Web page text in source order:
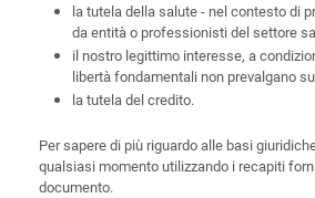
la tutela della salute - nel contesto di
da entità o professionisti del settore
il nostro legittimo interesse, a
libertà fondamentali non prevalgano
la tutela del credito.
Per sapere di più riguardo alle basi
qualsiasi momento utilizzando i recapiti
documento.